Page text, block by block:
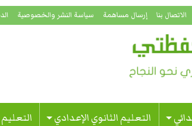
الاتصال بنا إرسال مساهمة سياسة النشر والخصوصية
التعليم الثانوي الإعدادي التعليم